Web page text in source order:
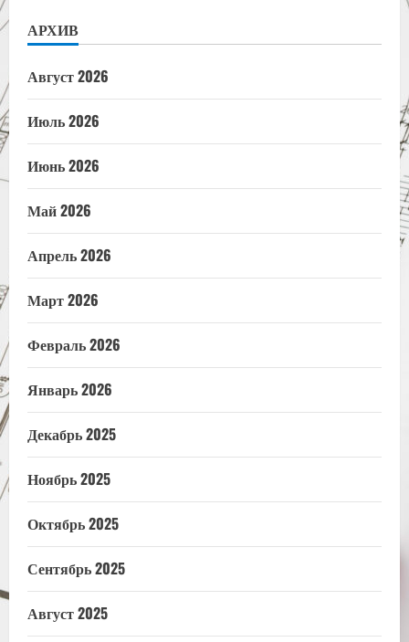
АРХИВ
Август 2026
Июль 2026
Июнь 2026
Май 2026
Апрель 2026
Март 2026
Февраль 2026
Январь 2026
Декабрь 2025
Ноябрь 2025
Октябрь 2025
Сентябрь 2025
Август 2025